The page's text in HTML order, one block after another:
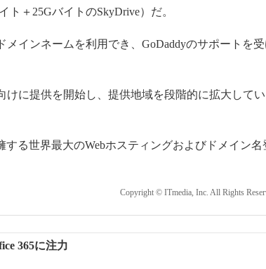
ト＋25GバイトのSkyDrive）だ。
インネームを利用でき、GoDaddyのサポートを受
に提供を開始し、提供地域を段階的に拡大してい
る世界最大のWebホスティングおよびドメイン名
Copyright © ITmedia, Inc. All Rights
365に注力